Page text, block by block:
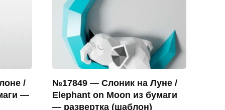
/
—
№17849 — Слоник на Луне /
Elephant on Moon из бумаги
— развертка (шаблон)